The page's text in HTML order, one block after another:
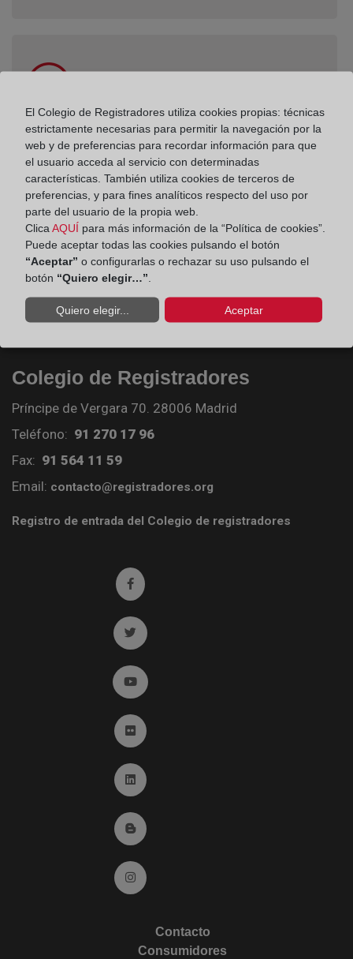
Colegio de Registradores
Solicitar cita en el Colegio de Registradores
Colegio de Registradores
Príncipe de Vergara 70. 28006 Madrid
Teléfono: 91 270 17 96
Fax: 91 564 11 59
Email: contacto@registradores.org
Registro de entrada del Colegio de registradores
Ir a facebook (abre en ventana nueva)
Ir a twitter (abre en ventana nueva)
Ir a YouTube (abre en ventana nueva)
Ir a Flickr (abre en ventana nueva)
Ir a Linkedin (abre en ventana nueva)
Ir al Blog (abre en ventana nueva)
Ir a Instagram (abre en ventana nueva)
Contacto
Consumidores
El Colegio de Registradores utiliza cookies propias: técnicas
estrictamente necesarias para permitir la navegación por la
web y de preferencias para recordar información para que
el usuario acceda al servicio con determinadas
características. También utiliza cookies de terceros de
preferencias, y para fines analíticos respecto del uso por
parte del usuario de la propia web.
Clica AQUÍ para más información de la “Política de cookies”.
Puede aceptar todas las cookies pulsando el botón
“Aceptar” o configurarlas o rechazar su uso pulsando el
botón “Quiero elegir…”
Quiero elegir... Aceptar